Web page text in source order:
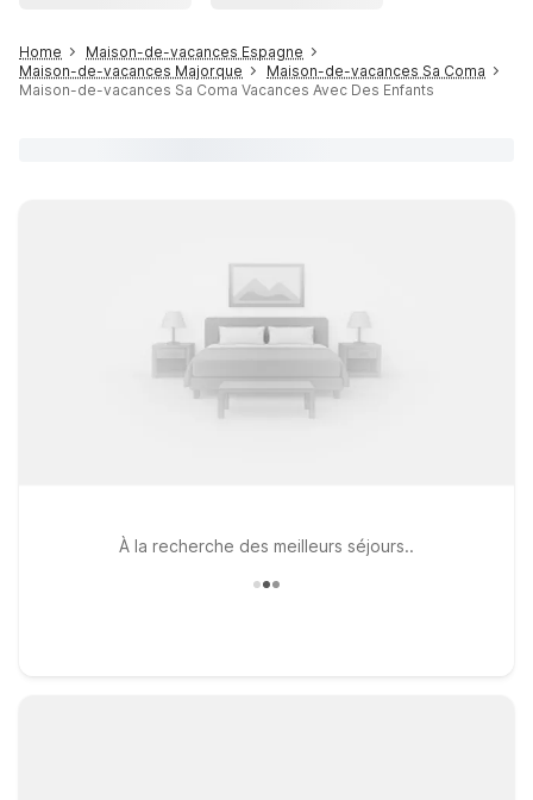
Home
Maison-de-vacances Espagne
Maison-de-vacances Majorque
Maison-de-vacances Sa Coma
Maison-de-vacances Sa Coma Vacances Avec Des Enfants
À la recherche des meilleurs séjours..